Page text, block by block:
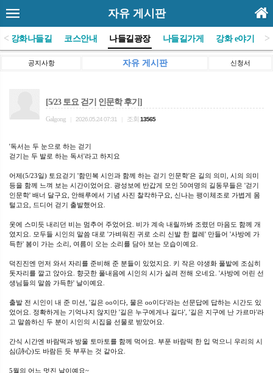
자유 게시판
<)강화나들길 코스안내 나들길광장 나들길가게 강화 e야기 >
공지사항 자유 게시판 신청서
[5/23 토요 걷기 인문학 후기]
Galgong 2026.05.24 07:31 조회 13565
'독서는 두 눈으로 하는 걷기
걷기는 두 발로 하는 독서'라고 하지요
어제(5/23일) 토요걷기 '함민복 시인과 함께 하는 걷기 인문학'은 길의 의미, 시의 의미
등을 함께 느껴 보는 시간이었어요. 광성보에 반갑게 모인 50여명의 길동무들은 '걷기
인문학' 배너 달구요, 안해루에서 기념 사진 찰칵하구요, 신나는 팽이체조로 가볍게 몸
털고요, 드디어 걷기 출발했어요.
옷에 스미듯 내리던 비는 멈추어 주었어요. 비가 계속 내릴까봐 조렸던 마음도 함께 개
였지요. 모두들 시인의 말씀 대로 '가벼워진 귀로 소리 신발 한 켤레' 만들어 '사방에 가
득한' 봄이 가는 소리, 여름이 오는 소리를 담아 보는 모습이예요.
덕진진엔 먼저 와서 자리를 준비해 준 분들이 있었지요. 키 작은 야생화 풀밭에 조심히
돗자리를 깔고 앉아요. 향긋한 풀내음에 시인의 시가 실려 전해 오네요. '사방에 어린 선
생님들의 말씀 가득한' 날이예요.
출발 전 시인이 내 준 미션, '길은 oo이다, 물은 oo이다'라는 선문답에 답하는 시간도 있
었어요. 정확하게는 기억나지 않지만 '길은 누구에게나 길다', '길은 지구에 난 가르마'라
고 말씀하신 두 분이 시인의 시집을 선물로 받았어요.
간식 시간엔 바람떡과 방울 토마토를 함께 먹어요. 부푼 바람떡 한 입 먹으니 우리의 시
심(詩心)도 바람든 듯 부푸는 것 같아요.
5월의 어느 멋진 날이예요~